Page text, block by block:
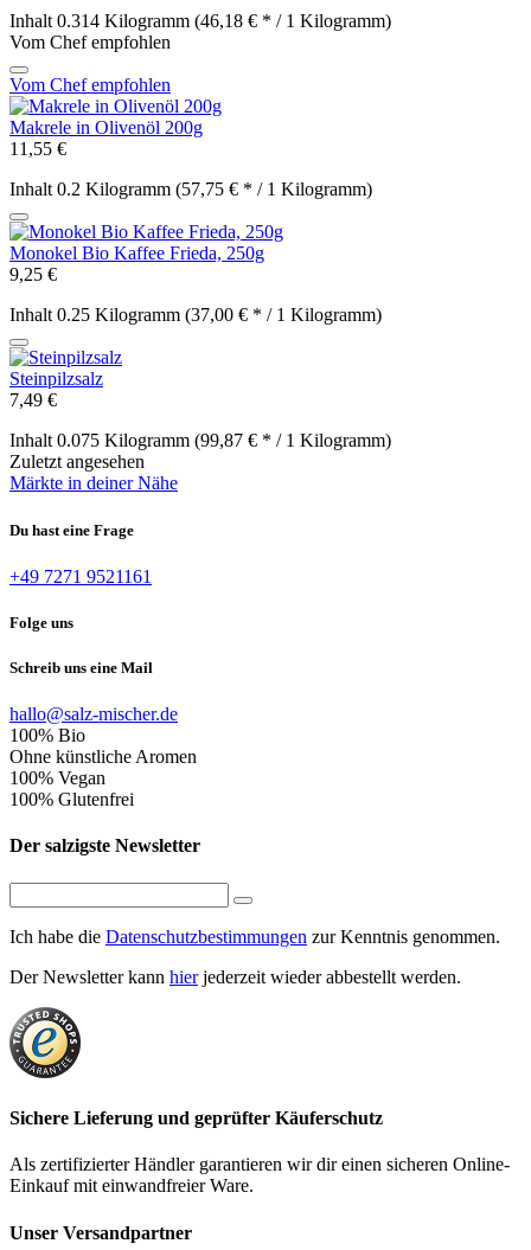
Inhalt 0.314 Kilogramm (46,18 € * / 1 Kilogramm)
Vom Chef empfohlen
Vom Chef empfohlen
Makrele in Olivenöl 200g
11,55 €
Inhalt 0.2 Kilogramm (57,75 € * / 1 Kilogramm)
Monokel Bio Kaffee Frieda, 250g
9,25 €
Inhalt 0.25 Kilogramm (37,00 € * / 1 Kilogramm)
Steinpilzsalz
7,49 €
Inhalt 0.075 Kilogramm (99,87 € * / 1 Kilogramm)
Zuletzt angesehen
Märkte in deiner Nähe
Du hast eine Frage
+49 7271 9521161
Folge uns
Schreib uns eine Mail
hallo@salz-mischer.de
100% Bio
Ohne künstliche Aromen
100% Vegan
100% Glutenfrei
Der salzigste Newsletter
Ich habe die Datenschutzbestimmungen zur Kenntnis genommen.
Der Newsletter kann hierjederzeit wieder abbestellt werden.
Sichere Lieferung und geprüfter Käuferschutz
Als zertifizierter Händler garantieren wir dir einen sicheren Online-
Einkauf mit einwandfreier Ware.
Unser Versandpartner